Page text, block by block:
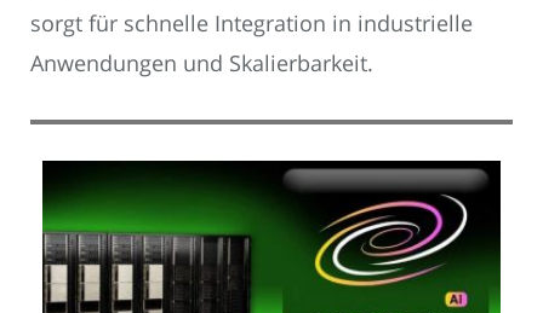
sorgt für schnelle Integration in industrielle
Anwendungen und Skalierbarkeit.